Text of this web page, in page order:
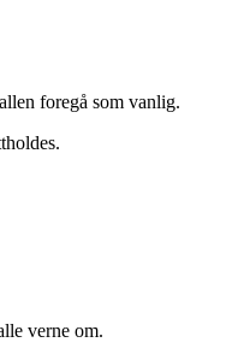
foregå som vanlig.
verne om.